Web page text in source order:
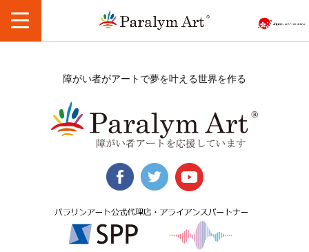
障がい者がアートで夢を叶える世界を作る